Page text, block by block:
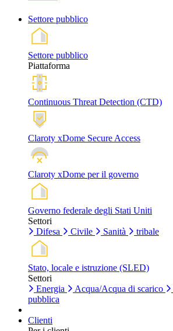
Settore pubblico
Settore pubblico
Piattaforma
Continuous Threat Detection (CTD)
Claroty xDome Secure Access
Claroty xDome per il governo
Governo federale degli Stati Uniti
Settori
Difesa
Civile Sanità tribale
Stato, locale e istruzione (SLED)
Settori
Energia
Acqua/Acqua di scarico
pubblica
Clienti